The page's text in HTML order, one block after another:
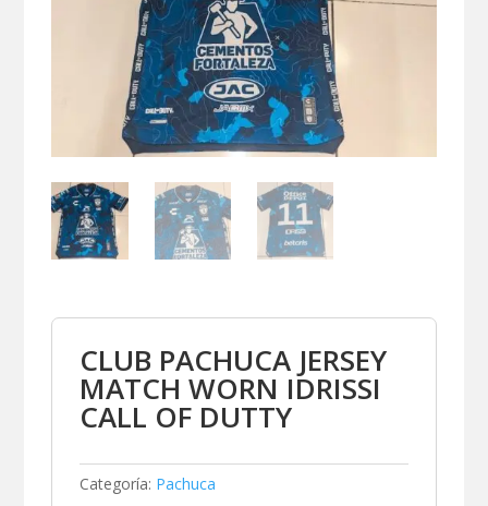
CLUB PACHUCA JERSEY
MATCH WORN IDRISSI
CALL OF DUTTY
Categoría: Pachuca